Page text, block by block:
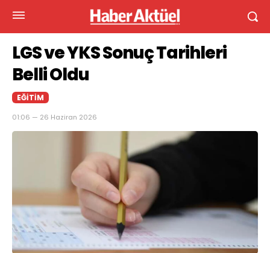
LGS ve YKS Sonuç Tarihleri
Belli Oldu
EĞITIM
01:06 — 26 Haziran 2026